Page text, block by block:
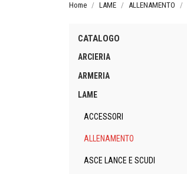
Home LAME ALLENAMENTO
CATALOGO
ARCIERIA
ARMERIA
LAME
ACCESSORI
ALLENAMENTO
ASCE LANCE E SCUDI